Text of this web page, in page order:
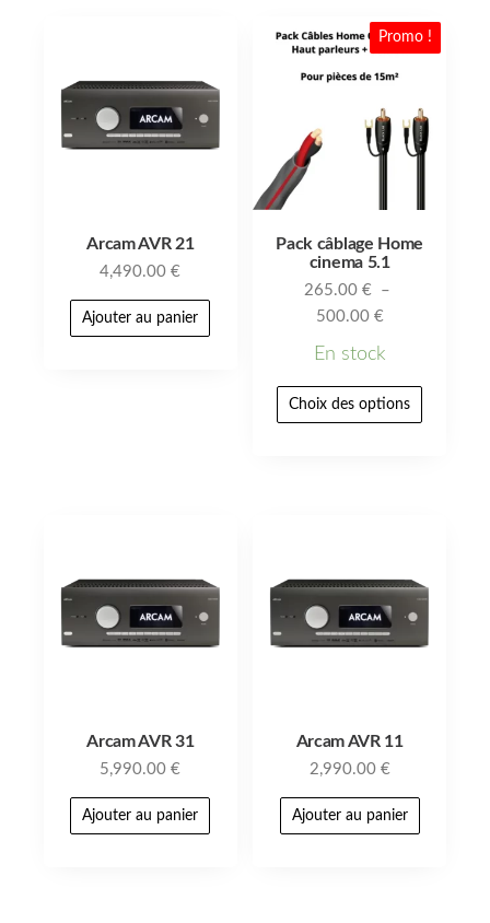
Arcam AVR 21
4,490.00€
Ajouter au panier
Promo !
Pack câblage Home
cinema 5.1
265.00€ –
500.00 €
En stock
Choix des options
Arcam AVR 31
5,990.00€
Ajouter au panier
Arcam AVR 11
2,990.00 €
Ajouter au panier